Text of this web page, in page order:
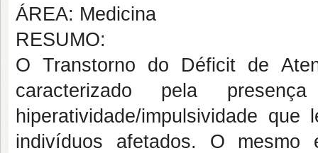
ÁREA: Medicina
RESUMO:
O Transtorno do Déficit de
caracterizado pela
hiperatividade/impulsividade
indivíduos afetados. O